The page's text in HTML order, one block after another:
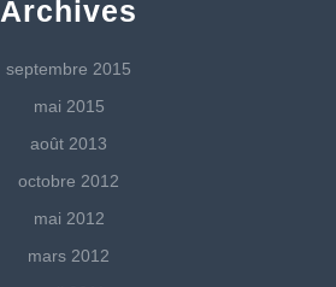
Archives
septembre 2015
mai 2015
août 2013
octobre 2012
mai 2012
mars 2012